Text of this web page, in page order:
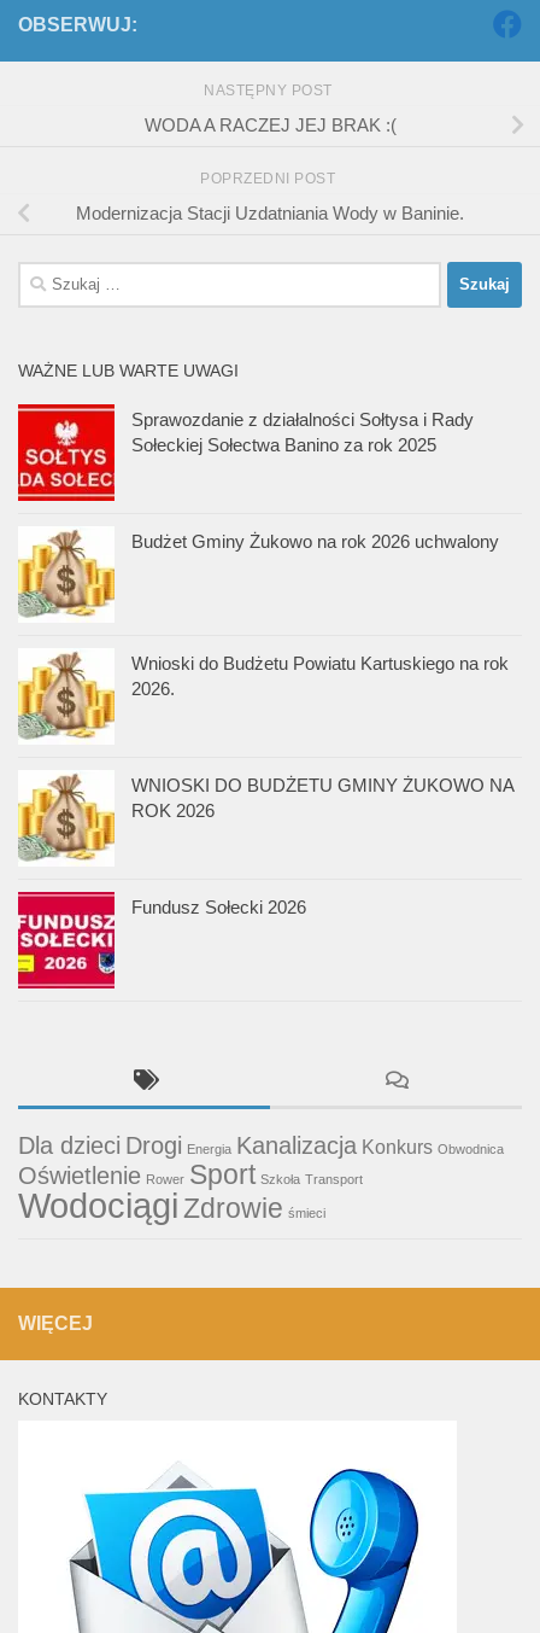
OBSERWUJ:
NASTĘPNY POST
WODA A RACZEJ JEJ BRAK :(
POPRZEDNI POST
Modernizacja Stacji Uzdatniania Wody w Baninie.
Szukaj:
WAŻNE LUB WARTE UWAGI
Sprawozdanie z działalności Sołtysa i Rady
Sołeckiej Sołectwa Banino za rok 2025
Budżet Gminy Żukowo na rok 2026 uchwalony
Wnioski do Budżetu Powiatu Kartuskiego na rok
2026.
WNIOSKI DO BUDŻETU GMINY ŻUKOWO NA
ROK 2026
Fundusz Sołecki 2026
Dla dzieci Drogi Energia Kanalizacja Konkurs Obwodnica
Oświetlenie Rower Sport Szkoła Transport
WodociągiZdrowie śmieci
WIĘCEJ
KONTAKTY